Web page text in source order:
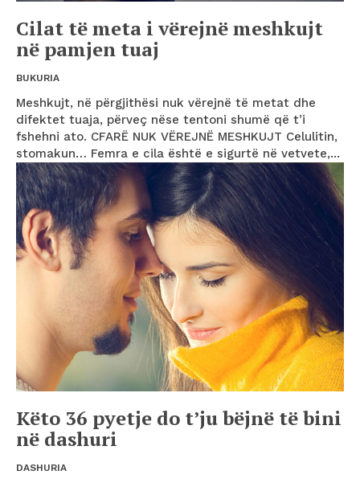
Cilat të meta i vërejnë meshkujt
në pamjen tuaj
BUKURIA
Meshkujt, në përgjithësi nuk vërejnë të metat dhe
difektet tuaja, përveç nëse tentoni shumë që t’i
fshehni ato. CFARË NUK VËREJNË MESHKUJT Celulitin,
stomakun… Femra e cila është e sigurtë në vetvete,...
Këto 36 pyetje do t’ju bëjnë të bini
në dashuri
DASHURIA